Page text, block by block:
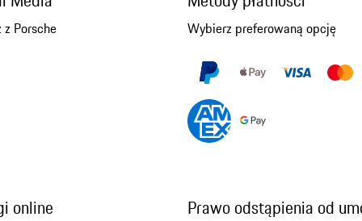
z Porsche Wybierz preferowaną opcję
online Prawo odstąpienia od